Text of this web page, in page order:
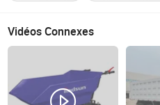
Vidéos Connexes